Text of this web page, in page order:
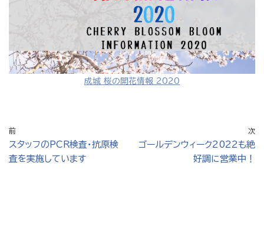
成城 桜の開花情報 2020
前
スタッフのPCR検査・抗原検
査を実施しています
次
ゴールデンウィーク2022も絶
好調に営業中！